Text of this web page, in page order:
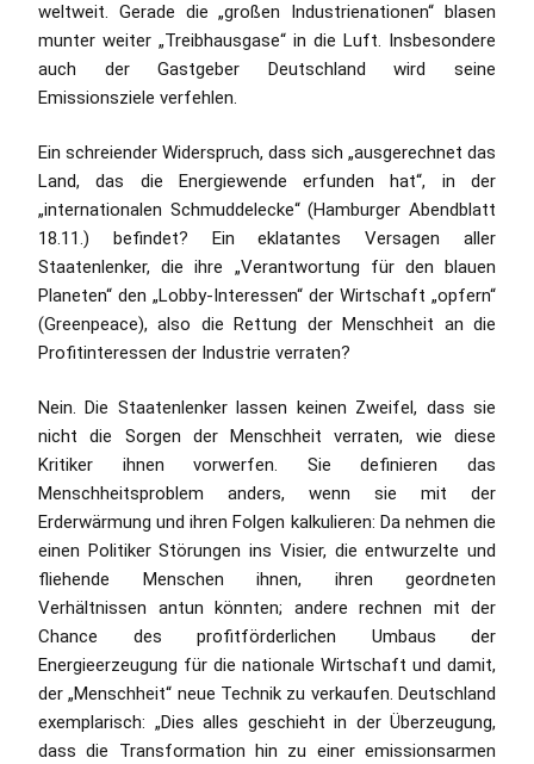
weltweit. Gerade die „großen Industrienationen“ blasen
munter weiter „Treibhausgase“ in die Luft. Insbesondere
auch der Gastgeber Deutschland wird seine
Emissionsziele verfehlen.
Ein schreiender Widerspruch, dass sich „ausgerechnet das
Land, das die Energiewende erfunden hat“, in der
„internationalen Schmuddelecke“ (Hamburger Abendblatt
18.11.) befindet? Ein eklatantes Versagen aller
Staatenlenker, die ihre „Verantwortung für den blauen
Planeten“ den „Lobby-Interessen“ der Wirtschaft „opfern“
(Greenpeace), also die Rettung der Menschheit an die
Profitinteressen der Industrie verraten?
Nein. Die Staatenlenker lassen keinen Zweifel, dass sie
nicht die Sorgen der Menschheit verraten, wie diese
Kritiker ihnen vorwerfen. Sie definieren das
Menschheitsproblem anders, wenn sie mit der
Erderwärmung und ihren Folgen kalkulieren: Da nehmen die
einen Politiker Störungen ins Visier, die entwurzelte und
fliehende Menschen ihnen, ihren geordneten
Verhältnissen antun könnten; andere rechnen mit der
Chance des profitförderlichen Umbaus der
Energieerzeugung für die nationale Wirtschaft und damit,
der „Menschheit“ neue Technik zu verkaufen. Deutschland
exemplarisch: „Dies alles geschieht in der Überzeugung,
dass die Transformation hin zu einer emissionsarmen